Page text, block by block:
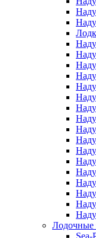
Лодочные
Sea-